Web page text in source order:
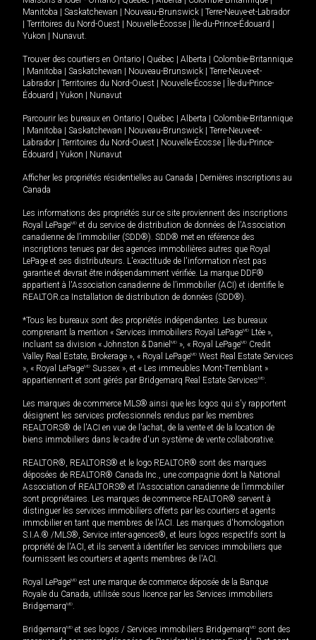
Manitoba
Saskatchewan Nouveau-Brunswick
Terre-Neuve-et-Labrador
Territoires du Nord-Ouest Nouvelle-Écosse Île-du-Prince-Édouard
Yukon
Nunavut.
Trouver des courtiers en Ontario Québec Alberta
Colombie-Britannique
Manitoba Saskatchewan Nouveau-Brunswick
Terre-Neuve-et-
Labrador
Territoires du Nord-Ouest Nouvelle-Écosse
Île-du-Prince-
Édouard
Yukon Nunavut
Parcourir les bureaux en Ontario Québec Alberta
Colombie-Britannique
Manitoba Saskatchewan Nouveau-Brunswick
Terre-Neuve-et-
Labrador
Territoires du Nord-Ouest Nouvelle-Écosse
Île-du-Prince-
Édouard
Yukon Nunavut
Afficher les propriétés résidentielles au Canada
Dernières inscriptions au
Canada
Les informations des propriétés sur ce site proviennent des inscriptions
Royal LePageMD et du service de distribution de données de l'Association
canadienne de l’immobilier (SDD®). SDD® met en référence des
inscriptions tenues par des agences immobilières autres que Royal
LePage et ses distributeurs. L'exactitude de l'information n'est pas
garantie et devrait être indépendamment vérifiée. La marque DDF®
appartient à l'Association canadienne de l’immobilier (ACI) et identifie le
REALTOR.ca Installation de distribution de données (SDD®).
*Tous les bureaux sont des propriétés indépendantes. Les bureaux
comprenant la mention « Services immobiliers Royal LePageMD Ltée »,
incluant sa division « Johnston & Daniel MD », « Royal LePageMD Credit
Valley Real Estate, Brokerage », « Royal LePageMD West Real Estate Services
», « Royal LePageMD Sussex », et « Les immeubles Mont-Tremblant »
appartiennent et sont gérés par Bridgemarq Real Estate ServicesMD.
Les marques de commerce MLS® ainsi que les logos qui s'y rapportent
désignent les services professionnels rendus par les membres
REALTORS® de l'ACI en vue de l'achat, de la vente et de la location de
biens immobiliers dans le cadre d'un système de vente collaborative.
REALTOR®, REALTORS® et le logo REALTOR® sont des marques
déposées de REALTOR® Canada Inc., une compagnie dont la National
Association of REALTORS® et l'Association canadienne de l’immobilier
sont propriétaires. Les marques de commerce REALTOR® servent à
distinguer les services immobiliers offerts par les courtiers et agents
immobilier en tant que membres de l'ACI. Les marques d'homologation
S.I.A.® /MLS®, Service inter-agences®, et leurs logos respectifs sont la
propriété de l'ACI, et ils servent à identifier les services immobiliers que
fournissent les courtiers et agents membres de l'ACI.
Royal LePageMD est une marque de commerce déposée de la Banque
Royale du Canada, utilisée sous licence par les Services immobiliers
BridgemarqMD.
BridgemarqMD et ses logos / Services immobiliers BridgemarqMD sont des